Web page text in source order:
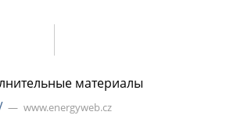
материалы
www.energyweb.cz